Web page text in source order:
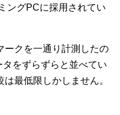
ングPCに採用されてい
ークを一通り計測したの
をずらずらと並べてい
最低限しかしません。